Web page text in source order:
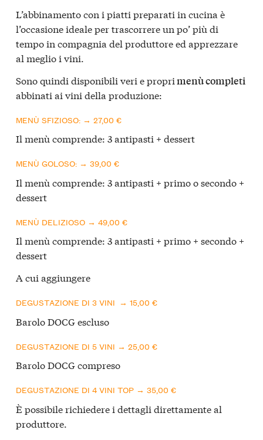
L’abbinamento con i piatti preparati in cucina è
l’occasione ideale per trascorrere un po’ più di
tempo in compagnia del produttore ed apprezzare
al meglio i vini.
Sono quindi disponibili veri e proprimenù completi
abbinati ai vini della produzione:
MENÙ SFIZIOSO: → 27,00 €
Il menù comprende: 3 antipasti + dessert
MENÙ GOLOSO: → 39,00 €
Il menù comprende: 3 antipasti + primo o secondo +
dessert
MENÙ DELIZIOSO → 49,00 €
Il menù comprende: 3 antipasti + primo + secondo +
dessert
A cui aggiungere
DEGUSTAZIONE DI 3 VINI → 15,00 €
Barolo DOCG escluso
DEGUSTAZIONE DI 5 VINI → 25,00 €
Barolo DOCG compreso
DEGUSTAZIONE DI 4 VINI TOP → 35,00 €
È possibile richiedere i dettagli direttamente al
produttore.